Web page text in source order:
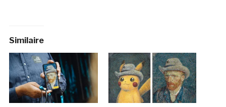
Similaire